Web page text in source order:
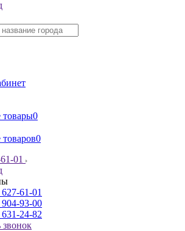
товары0
0
01
61-01
93-00
24-82
звонок